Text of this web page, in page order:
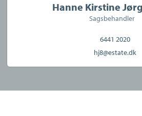
Hanne Kirstine
Sagsbehandler
6441 2020
hj8@estate.dk